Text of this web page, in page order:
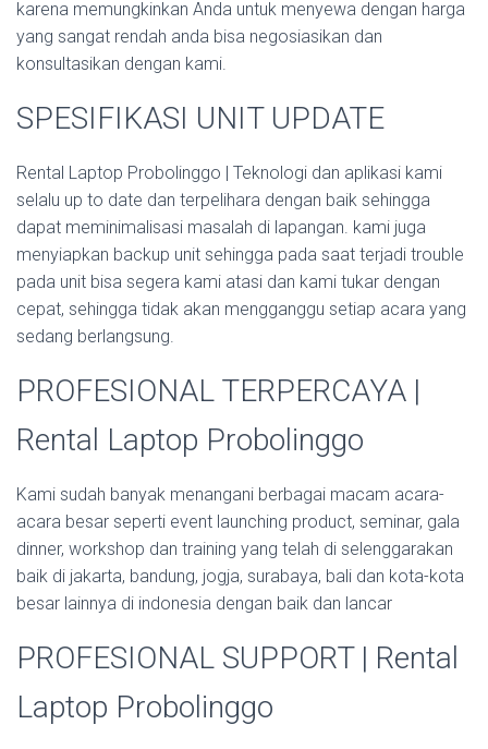
karena memungkinkan Anda untuk menyewa dengan harga
yang sangat rendah anda bisa negosiasikan dan
konsultasikan dengan kami.
SPESIFIKASI UNIT UPDATE
Rental Laptop Probolinggo | Teknologi dan aplikasi kami
selalu up to date dan terpelihara dengan baik sehingga
dapat meminimalisasi masalah di lapangan. kami juga
menyiapkan backup unit sehingga pada saat terjadi trouble
pada unit bisa segera kami atasi dan kami tukar dengan
cepat, sehingga tidak akan mengganggu setiap acara yang
sedang berlangsung.
PROFESIONAL TERPERCAYA |
Rental Laptop Probolinggo
Kami sudah banyak menangani berbagai macam acara-
acara besar seperti event launching product, seminar, gala
dinner, workshop dan training yang telah di selenggarakan
baik di jakarta, bandung, jogja, surabaya, bali dan kota-kota
besar lainnya di indonesia dengan baik dan lancar
PROFESIONAL SUPPORT | Rental
Laptop Probolinggo